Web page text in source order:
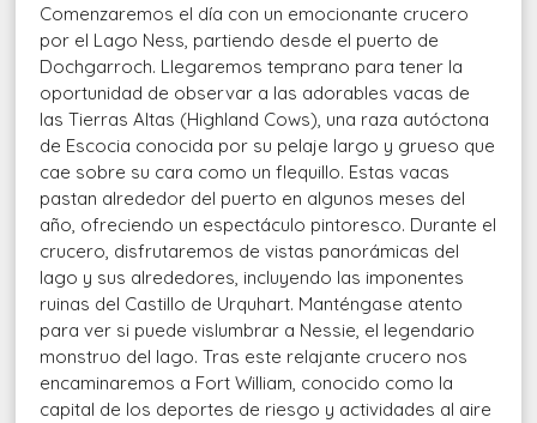
Comenzaremos el día con un emocionante crucero
por el Lago Ness, partiendo desde el puerto de
Dochgarroch. Llegaremos temprano para tener la
oportunidad de observar a las adorables vacas de
las Tierras Altas (Highland Cows), una raza autóctona
de Escocia conocida por su pelaje largo y grueso que
cae sobre su cara como un flequillo. Estas vacas
pastan alrededor del puerto en algunos meses del
año, ofreciendo un espectáculo pintoresco. Durante el
crucero, disfrutaremos de vistas panorámicas del
lago y sus alrededores, incluyendo las imponentes
ruinas del Castillo de Urquhart. Manténgase atento
para ver si puede vislumbrar a Nessie, el legendario
monstruo del lago. Tras este relajante crucero nos
encaminaremos a Fort William, conocido como la
capital de los deportes de riesgo y actividades al aire